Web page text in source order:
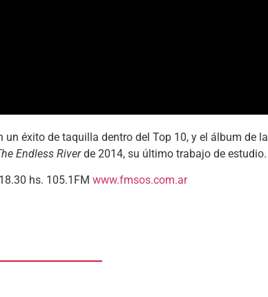
un éxito de taquilla dentro del Top 10, y el álbum de la
Endless Riverde 2014, su último trabajo de estudio.
hs. 105.1FM www.fmsos.com.ar